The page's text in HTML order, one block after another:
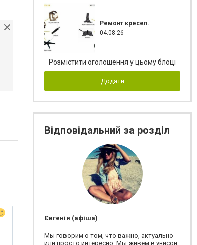
Ремонт кресел.
04.08.26
Розмістити оголошення у цьому блоці
Додати
Відповідальний за розділ
Євгенія (афіша)
Мы говорим о том, что важно, актуально
или просто интересно. Мы живем в унисон